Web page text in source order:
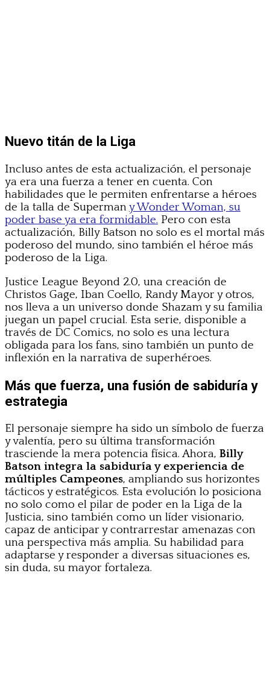
Nuevo titán de la Liga
Incluso antes de esta actualización, el personaje
ya era una fuerza a tener en cuenta. Con
habilidades que le permiten enfrentarse a héroes
de la talla de Supermany Wonder Woman, su
poder base ya era formidable. Pero con esta
actualización, Billy Batson no solo es el mortal más
poderoso del mundo, sino también el héroe más
poderoso de la Liga.
Justice League Beyond 2.0, una creación de
Christos Gage, Iban Coello, Randy Mayor y otros,
nos lleva a un universo donde Shazam y su familia
juegan un papel crucial. Esta serie, disponible a
través de DC Comics, no solo es una lectura
obligada para los fans, sino también un punto de
inflexión en la narrativa de superhéroes.
Más que fuerza, una fusión de sabiduría y
estrategia
El personaje siempre ha sido un símbolo de fuerza
y valentía, pero su última transformación
trasciende la mera potencia física. Ahora, Billy
Batson integra la sabiduría y experiencia de
múltiples Campeones, ampliando sus horizontes
tácticos y estratégicos. Esta evolución lo posiciona
no solo como el pilar de poder en la Liga de la
Justicia, sino también como un líder visionario,
capaz de anticipar y contrarrestar amenazas con
una perspectiva más amplia. Su habilidad para
adaptarse y responder a diversas situaciones es,
sin duda, su mayor fortaleza.